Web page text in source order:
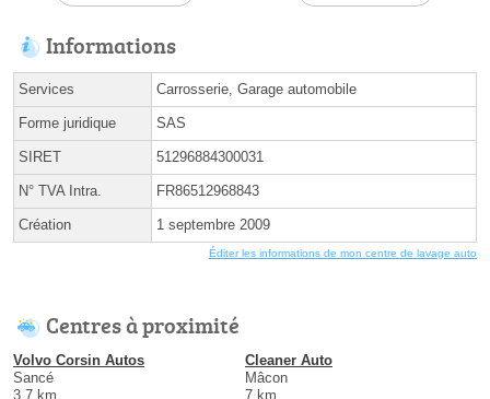
Informations
Services Carrosserie, Garage automobile
Forme juridique SAS
SIRET 51296884300031
N° TVA Intra. FR86512968843
Création 1 septembre 2009
Éditer les informations de mon centre de lavage auto
Centres à proximité
Volvo Corsin Autos
Sancé
3.7 km
Cleaner Auto
Mâcon
7 km